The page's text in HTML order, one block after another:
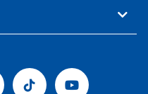
Tiktok Youtube